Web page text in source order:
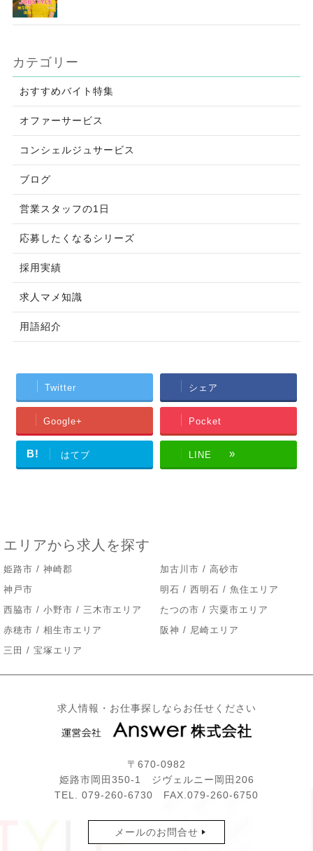
カテゴリー
おすすめバイト特集
オファーサービス
コンシェルジュサービス
ブログ
営業スタッフの1日
応募したくなるシリーズ
採用実績
求人マメ知識
用語紹介
Twitter シェア
Google+ Pocket
B! はてブ LINE
エリアから求人を探す
姫路市 / 神崎郡
加古川市 / 高砂市
神戸市
明石 / 西明石 / 魚住エリア
西脇市 / 小野市 / 三木市エリア
たつの市 / 宍粟市エリア
赤穂市 / 相生市エリア
阪神 / 尼崎エリア
三田 / 宝塚エリア
求人情報・お仕事探しならお任せください
〒670-0982
姫路市岡田350-1 ジヴェルニー岡田206
TEL. 079-260-6730 FAX.079-260-6750
メールのお問合せ